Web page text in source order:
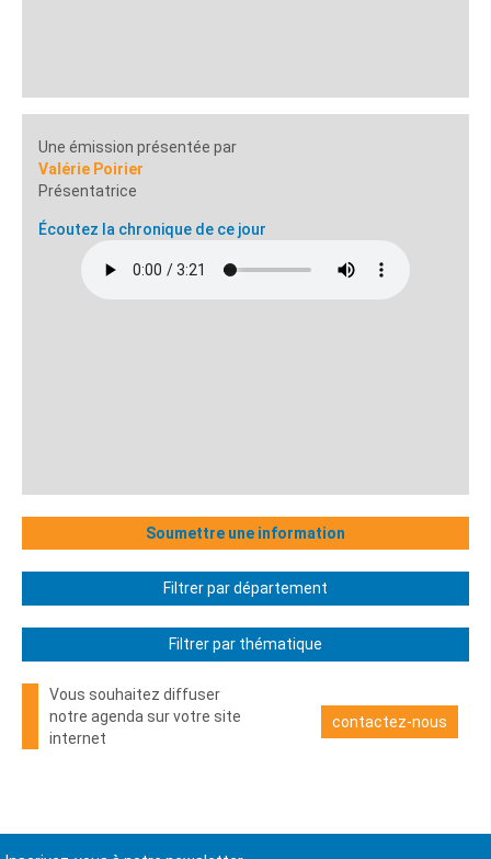
Une émission présentée par
Valérie Poirier
Présentatrice
Écoutez la chronique de ce jour
Soumettre une information
Filtrer par département
Filtrer par thématique
Vous souhaitez diffuser
notre agenda sur votre site
internet
contactez-nous